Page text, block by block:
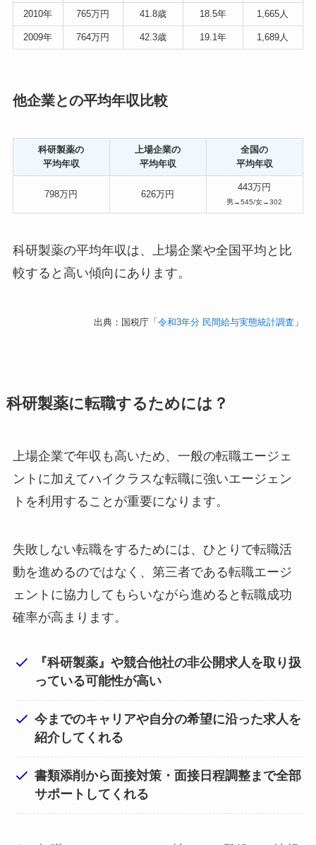
2010年 765万円 41.8歳 18.5年 1,665人
2009年 764万円 42.3歳 19.1年 1,689人
他企業との平均年収比較
科研製薬の
平均年収
上場企業の
平均年収
全国の
平均年収
798万円 626万円
443万円
男→545/女→302
科研製薬の平均年収は、上場企業や全国平均と比
較すると高い傾向にあります。
出典：国税庁「令和3年分 民間給与実態統計調査 」
科研製薬に転職するためには？
上場企業で年収も高いため、一般の転職エージェ
ントに加えてハイクラスな転職に強いエージェン
トを利用することが重要になります。
失敗しない転職をするためには、ひとりで転職活
動を進めるのではなく、第三者である転職エージ
ェントに協力してもらいながら進めると転職成功
確率が高まります。
『科研製薬』や競合他社の非公開求人を取り扱
っている可能性が高い
今までのキャリアや自分の希望に沿った求人を
紹介してくれる
書類添削から面接対策・面接日程調整まで全部
サポートしてくれる